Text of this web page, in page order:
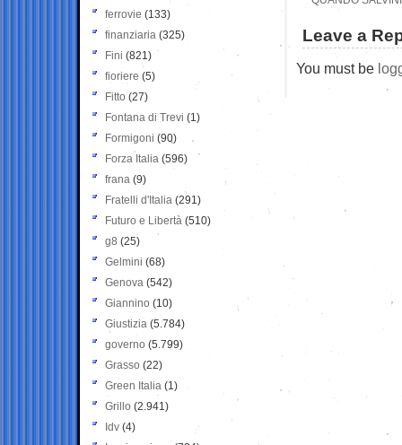
Leave a
You must be
ferrovie (133)
finanziaria (325)
Fini (821)
fioriere (5)
Fitto (27)
Fontana di Trevi (1)
Formigoni (90)
Forza Italia (596)
frana (9)
Fratelli d'Italia (291)
Futuro e Libertà (510)
g8 (25)
Gelmini (68)
Genova (542)
Giannino (10)
Giustizia (5.784)
governo (5.799)
Grasso (22)
Green Italia (1)
Grillo (2.941)
Idv (4)